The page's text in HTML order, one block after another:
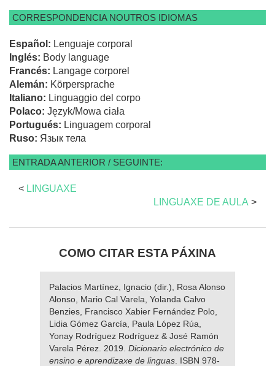
CORRESPONDENCIA NOUTROS IDIOMAS
Español: Lenguaje corporal
Inglés: Body language
Francés: Langage corporel
Alemán: Körpersprache
Italiano: Linguaggio del corpo
Polaco: Język/Mowa ciała
Portugués: Linguagem corporal
Ruso: Язык тела
ENTRADA ANTERIOR / SEGUINTE:
< LINGUAXE
LINGUAXE DE AULA >
COMO CITAR ESTA PÁXINA
Palacios Martínez, Ignacio (dir.), Rosa Alonso
Alonso, Mario Cal Varela, Yolanda Calvo
Benzies, Francisco Xabier Fernández Polo,
Lidia Gómez García, Paula López Rúa,
Yonay Rodríguez Rodríguez & José Ramón
Varela Pérez. 2019. Dicionario electrónico de
ensino e aprendizaxe de linguas . ISBN 978-